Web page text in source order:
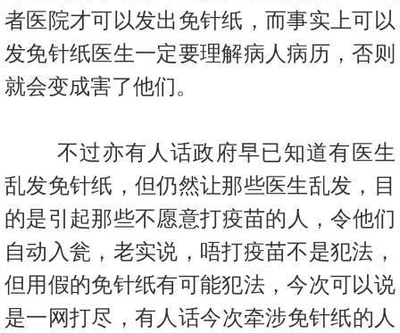
者医院才可以发出免针纸，而事实上可以
发免针纸医生一定要理解病人病历，否则
就会变成害了他们。
不过亦有人话政府早已知道有医生
乱发免针纸，但仍然让那些医生乱发，目
的是引起那些不愿意打疫苗的人，令他们
自动入瓮， 老实说，唔打疫苗不是犯法，
但用假的免针纸有可能犯法，今次可以说
是一网打尽，有人话今次牵涉免针纸的人